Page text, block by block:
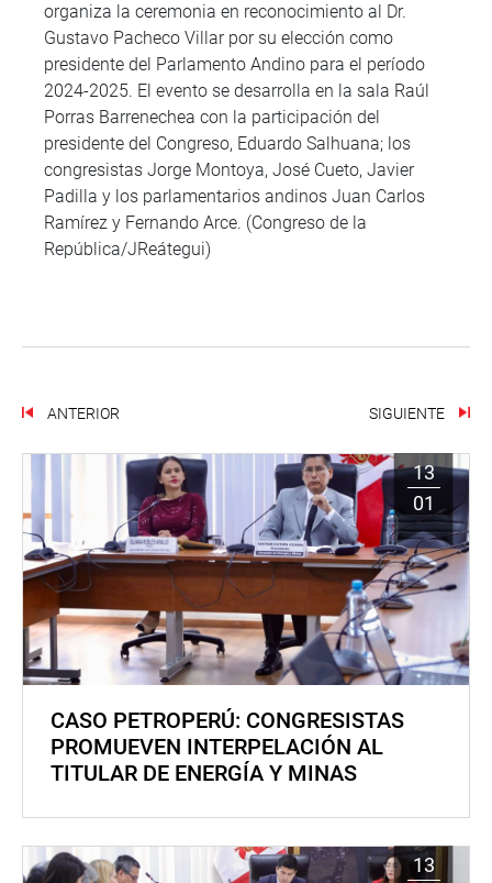
organiza la ceremonia en reconocimiento al Dr.
Gustavo Pacheco Villar por su elección como
presidente del Parlamento Andino para el período
2024-2025. El evento se desarrolla en la sala Raúl
Porras Barrenechea con la participación del
presidente del Congreso, Eduardo Salhuana; los
congresistas Jorge Montoya, José Cueto, Javier
Padilla y los parlamentarios andinos Juan Carlos
Ramírez y Fernando Arce. (Congreso de la
República/JReátegui)
ANTERIOR SIGUIENTE
13
01
CASO PETROPERÚ: CONGRESISTAS
PROMUEVEN INTERPELACIÓN AL
TITULAR DE ENERGÍA Y MINAS
13